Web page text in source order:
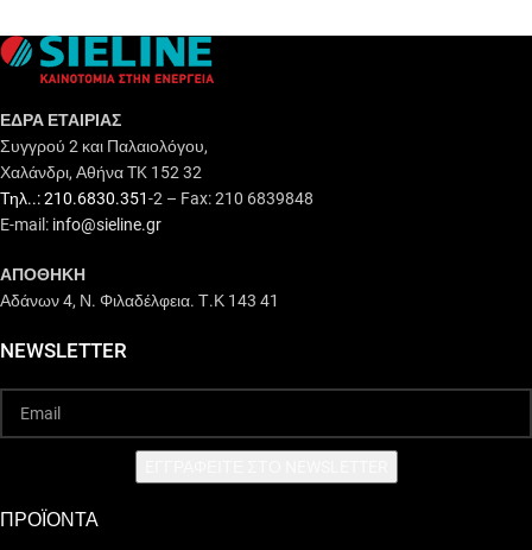
ΕΔΡΑ ΕΤΑΙΡΙΑΣ
Συγγρού 2 και Παλαιολόγου,
Χαλάνδρι, Αθήνα TK 152 32
Τηλ..: 210.6830.351-2 – Fax: 210 6839848
E-mail: info@sieline.gr
ΑΠΟΘΗΚΗ
Αδάνων 4, Ν. Φιλαδέλφεια. Τ.Κ 143 41
NEWSLETTER
ΠΡΟΪΟΝΤΑ